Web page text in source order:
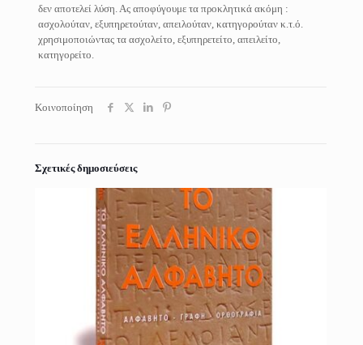
δεν αποτελεί λύση. Ας αποφύγουμε τα προκλητικά ακόμη :
ασχολούταν, εξυπηρετούταν, απειλούταν, κατηγορούταν κ.τ.ό.
χρησιμοποιώντας τα ασχολείτο, εξυπηρετείτο, απειλείτο,
κατηγορείτο.
Κοινοποίηση
Σχετικές δημοσιεύσεις